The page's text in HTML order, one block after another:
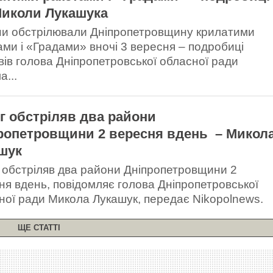
Лукашука
обстрілювали Дніпропетровщину крилатими
і «Градами» вночі 3 вересня – подробиці
голова Дніпропетровської обласної ради
обстріляв два райони
2 вересня вдень –
два райони Дніпропетровщини 2
вдень, повідомляє голова Дніпропетровської
ради Микола Лукашук, передає Nikopolnews.
ЩЕ СТАТТІ